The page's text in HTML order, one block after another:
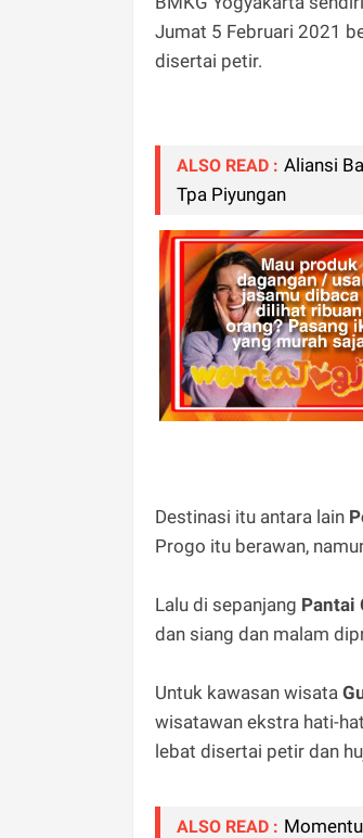
Jumat 5 Februari 2021
disertai petir.
ALSO READ : Aliansi
Tpa Piyungan
Destinasi itu antara lain
Progo itu berawan,
Lalu di sepanjang Pantai
dan siang dan malam
Untuk kawasan wisata
wisatawan ekstra hati-
lebat disertai petir dan
ALSO READ :